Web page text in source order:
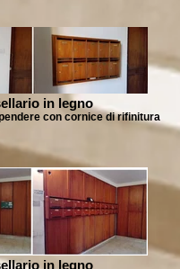
in legno
con cornice di rifinitura
in legno